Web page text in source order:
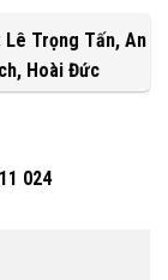
Lê Trọng Tấn, An
Hoài Đức
024